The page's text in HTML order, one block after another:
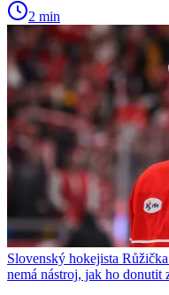
2 min
Slovenský hokejista
nemá nástroj, jak ho donutit